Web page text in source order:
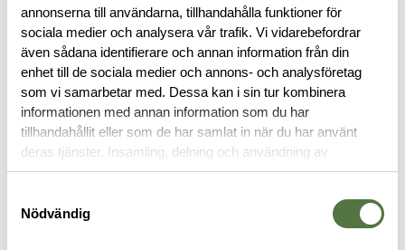
annonserna till användarna, tillhandahålla funktioner för
sociala medier och analysera vår trafik. Vi vidarebefordrar
även sådana identifierare och annan information från din
enhet till de sociala medier och annons- och analysföretag
som vi samarbetar med. Dessa kan i sin tur kombinera
informationen med annan information som du har
tillhandahållit eller som de har samlat in när du har använt
deras tjänster. Insamling, delning och användning av
personuppgifter kan användas för personalisering av
Nödvändig
RECENSIONER
OM VARUMÄRKET
BLOCK & PENNOR